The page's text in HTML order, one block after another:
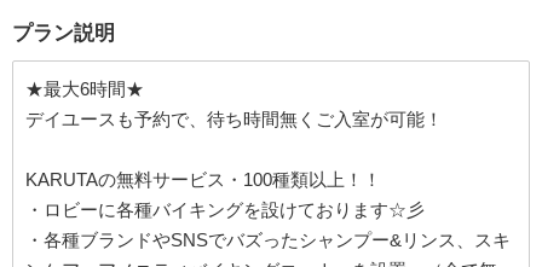
プラン説明
★最大6時間★
デイユースも予約で、待ち時間無くご入室が可能！
KARUTAの無料サービス・100種類以上！！
・ロビーに各種バイキングを設けております☆彡
・各種ブランドやSNSでバズったシャンプー&リンス、スキ